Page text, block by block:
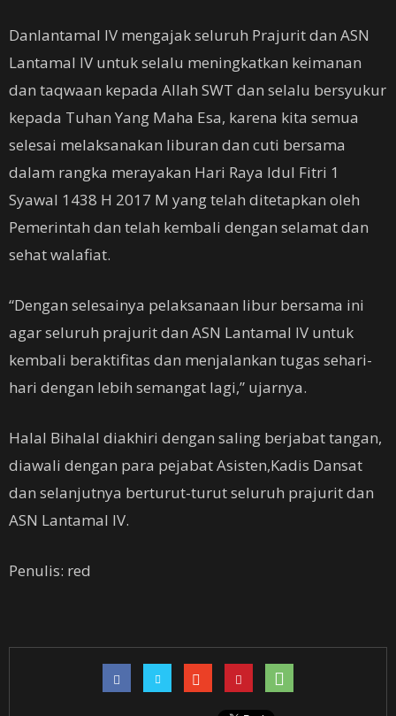
Danlantamal IV mengajak seluruh Prajurit dan ASN
Lantamal IV untuk selalu meningkatkan keimanan
dan taqwaan kepada Allah SWT dan selalu bersyukur
kepada Tuhan Yang Maha Esa, karena kita semua
selesai melaksanakan liburan dan cuti bersama
dalam rangka merayakan Hari Raya Idul Fitri 1
Syawal 1438 H 2017 M yang telah ditetapkan oleh
Pemerintah dan telah kembali dengan selamat dan
sehat walafiat.
“Dengan selesainya pelaksanaan libur bersama ini
agar seluruh prajurit dan ASN Lantamal IV untuk
kembali beraktifitas dan menjalankan tugas sehari-
hari dengan lebih semangat lagi,” ujarnya.
Halal Bihalal diakhiri dengan saling berjabat tangan,
diawali dengan para pejabat Asisten,Kadis Dansat
dan selanjutnya berturut-turut seluruh prajurit dan
ASN Lantamal IV.
Penulis: red